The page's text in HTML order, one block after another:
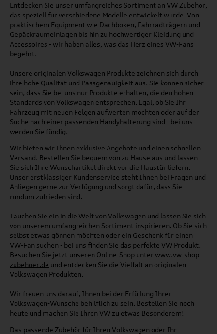
Entdecken Sie unser umfangreiches Sortiment an VW Zubehör,
das speziell für verschiedene Modelle entwickelt wurde. Von
praktischem Equipment wie Dachboxen, Fahrradträgern und
Gepäckraumeinlagen bis hin zu hochwertiger Kleidung und
Accessoires - wir haben alles, was das Herz eines VW-Fans
begehrt.
Unsere originalen Volkswagen Produkte zeichnen sich durch
ihre hohe Qualität und Passgenauigkeit aus. Sie können sicher
sein, dass Sie bei uns nur Produkte erhalten, die den hohen
Standards von Volkswagen entsprechen. Egal, ob Sie Ihr
Fahrzeug mit neuen Felgen aufwerten möchten oder auf der
Suche nach einer passenden Handyhalterung sind - bei uns
werden Sie fündig.
Wir bieten wir Ihnen exklusive Angebote und einen schnellen
Versand. Bestellen Sie bequem von zu Hause aus und lassen
Sie sich Ihre Wunschartikel direkt vor die Haustür liefern.
Unser erstklassiger Kundenservice steht Ihnen bei Fragen und
Anliegen gerne zur Verfügung und sorgt dafür, dass Sie
rundum zufrieden sind.
Tauchen Sie ein in die Welt von Volkswagen und lassen Sie sich
von unserem umfangreichen Sortiment inspirieren. Ob Sie sich
selbst etwas gönnen möchten oder ein Geschenk für einen
VW-Fan suchen - bei uns finden Sie das perfekte VW Produkt.
Besuchen Sie jetzt unseren Online-Shop unter www.vw-shop-
zubehoer.de und entdecken Sie die Vielfalt an originalen
Volkswagen Produkten.
Wir freuen uns darauf, Ihnen bei der Erfüllung Ihrer
Volkswagen-Wünsche behilflich zu sein. Bestellen Sie noch
heute und machen Sie Ihren VW zu etwas Besonderem!
Das passende Zubehör für Ihren Volkswagen oder Ihr